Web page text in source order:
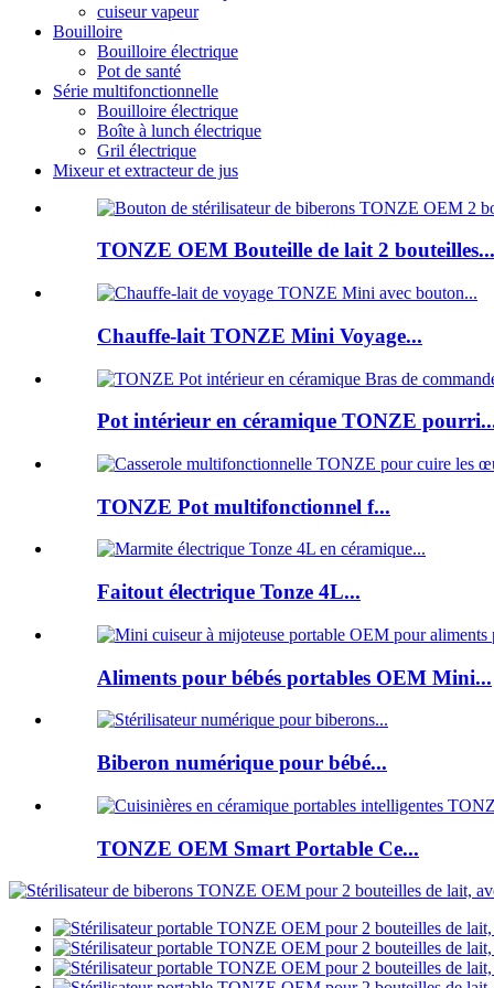
cuiseur vapeur
Bouilloire
Bouilloire électrique
Pot de santé
Série multifonctionnelle
Bouilloire électrique
Boîte à lunch électrique
Gril électrique
Mixeur et extracteur de jus
TONZE OEM Bouteille de lait 2 bouteilles...
Chauffe-lait TONZE Mini Voyage...
Pot intérieur en céramique TONZE
TONZE Pot multifonctionnel f...
Faitout électrique Tonze 4L...
Aliments pour bébés portables OEM Mini...
Biberon numérique pour bébé...
TONZE OEM Smart Portable Ce...